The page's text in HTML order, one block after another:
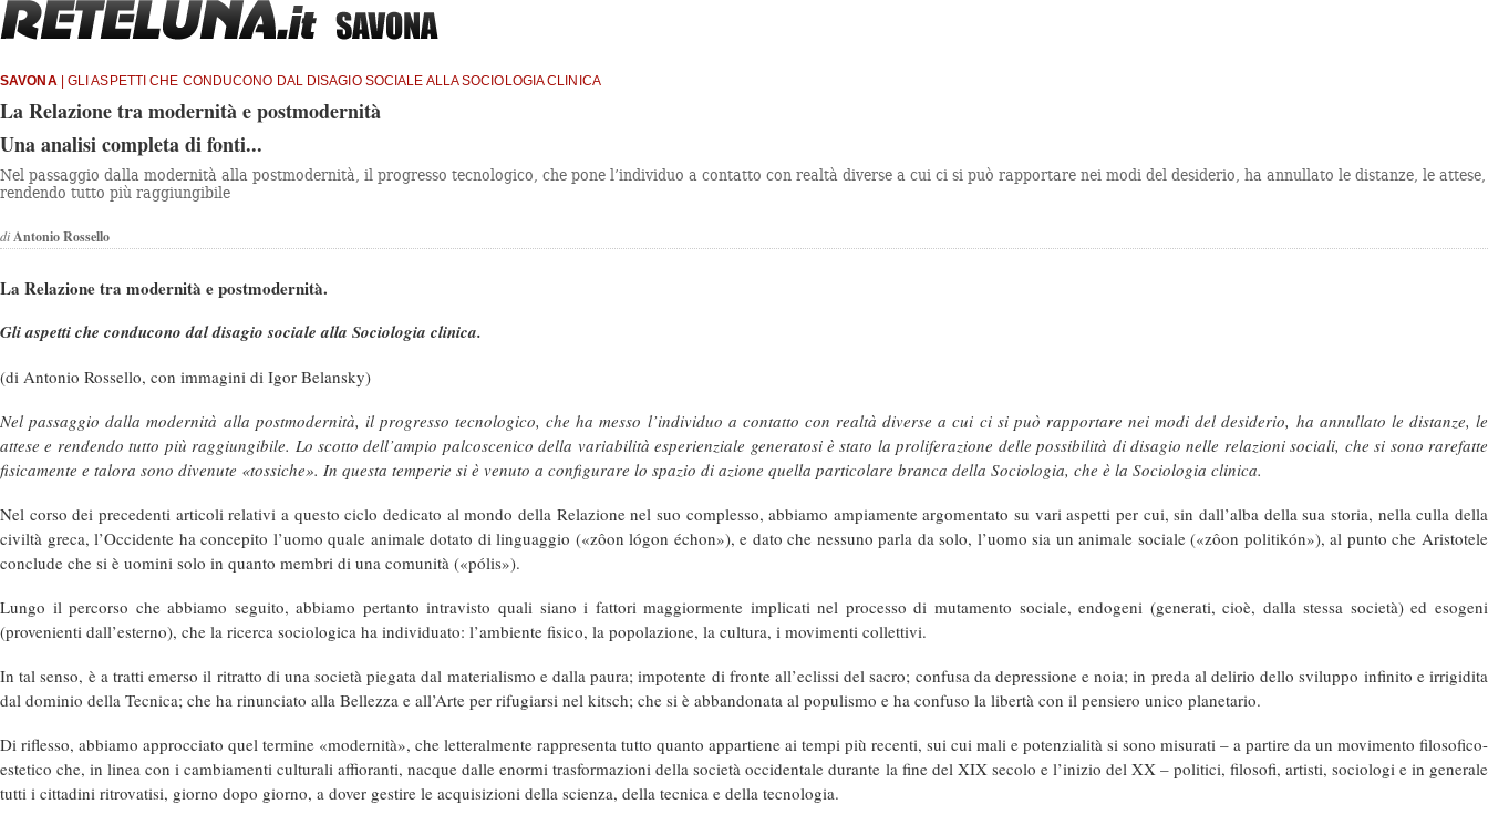
SAVONA| GLI ASPETTI CHE CONDUCONO DAL DISAGIO SOCIALE ALLA SOCIOLOGIA CLINICA
La Relazione tra modernità e postmodernità
Una analisi completa di fonti...
Nel passaggio dalla modernità alla postmodernità, il progresso tecnologico, che pone l’individuo a contatto con realtà diverse a cui ci si può rapportare nei modi del desiderio, ha annullato le distanze, le attese,
rendendo tutto più raggiungibile
diAntonio Rossello
La Relazione tra modernità e postmodernità.
Gli aspetti che conducono dal disagio sociale alla Sociologia clinica.
(di Antonio Rossello, con immagini di Igor Belansky)
Nel passaggio dalla modernità alla postmodernità, il progresso tecnologico, che ha messo l’individuo a contatto con realtà diverse a cui ci si può rapportare nei modi del desiderio, ha annullato le distanze, le
attese e rendendo tutto più raggiungibile. Lo scotto dell’ampio palcoscenico della variabilità esperienziale generatosi è stato la proliferazione delle possibilità di disagio nelle relazioni sociali, che si sono rarefatte
fisicamente e talora sono divenute «tossiche». In questa temperie si è venuto a configurare lo spazio di azione quella particolare branca della Sociologia, che è la Sociologia clinica.
Nel corso dei precedenti articoli relativi a questo ciclo dedicato al mondo della Relazione nel suo complesso, abbiamo ampiamente argomentato su vari aspetti per cui, sin dall’alba della sua storia, nella culla della
civiltà greca, l’Occidente ha concepito l’uomo quale animale dotato di linguaggio («zôon lógon échon»), e dato che nessuno parla da solo, l’uomo sia un animale sociale («zôon politikón»), al punto che Aristotele
conclude che si è uomini solo in quanto membri di una comunità («pólis»).
Lungo il percorso che abbiamo seguito, abbiamo pertanto intravisto quali siano i fattori maggiormente implicati nel processo di mutamento sociale, endogeni (generati, cioè, dalla stessa società) ed esogeni
(provenienti dall’esterno), che la ricerca sociologica ha individuato: l’ambiente fisico, la popolazione, la cultura, i movimenti collettivi.
In tal senso, è a tratti emerso il ritratto di una società piegata dal materialismo e dalla paura; impotente di fronte all’eclissi del sacro; confusa da depressione e noia; in preda al delirio dello sviluppo infinito e irrigidita
dal dominio della Tecnica; che ha rinunciato alla Bellezza e all’Arte per rifugiarsi nel kitsch; che si è abbandonata al populismo e ha confuso la libertà con il pensiero unico planetario.
Di riflesso, abbiamo approcciato quel termine «modernità», che letteralmente rappresenta tutto quanto appartiene ai tempi più recenti, sui cui mali e potenzialità si sono misurati – a partire da un movimento filosofico-
estetico che, in linea con i cambiamenti culturali affioranti, nacque dalle enormi trasformazioni della società occidentale durante la fine del XIX secolo e l’inizio del XX – politici, filosofi, artisti, sociologi e in generale
tutti i cittadini ritrovatisi, giorno dopo giorno, a dover gestire le acquisizioni della scienza, della tecnica e della tecnologia.